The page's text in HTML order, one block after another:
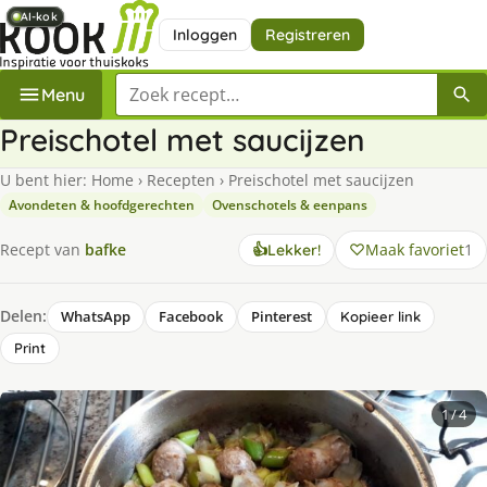
Inloggen Registreren
Menu Zoek een recept
Preischotel met saucijzen
U bent hier: Home › Recepten › Preischotel met saucijzen
Avondeten & hoofdgerechten Ovenschotels & eenpans
Recept van bafke 👍Lekker! Maak favoriet1
Delen: WhatsApp Facebook Pinterest
Kopieer link
Print
1/ 4
AI-kok
AI-kok
AI-kok
AI-kok